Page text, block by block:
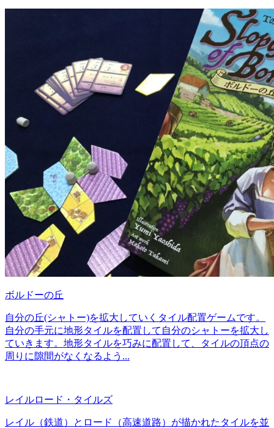
ボルドーの丘
自分の丘(シャトー)を拡大していくタイル配置ゲームです。
自分の手元に地形タイルを配置して自分のシャトーを拡大し
ていきます。地形タイルを巧みに配置して、タイルの頂点の
周りに隙間がなくなるよう...
レイルロード・タイルズ
レイル（鉄道）とロード（高速道路）が描かれたタイルを並